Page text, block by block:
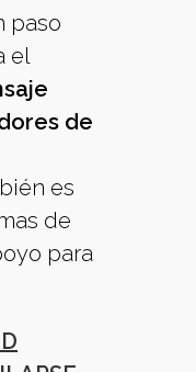
paso
el
de
es
de
para